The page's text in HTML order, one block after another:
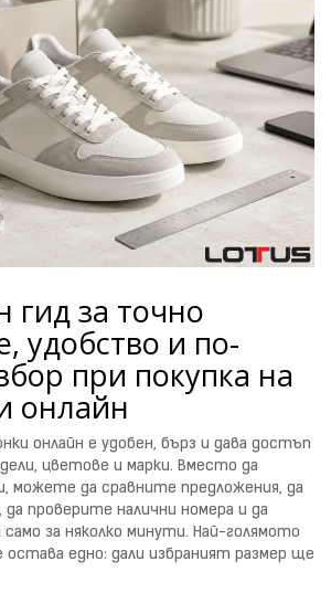
гид за точно
удобство и по-
при покупка на
онлайн
онлайн е удобен, бърз и дава достъп
цветове и марки. Вместо да
можете да сравните предложения, да
да проверите налични номера и да
за няколко минути. Най-голямото
остава едно: дали избраният размер ще